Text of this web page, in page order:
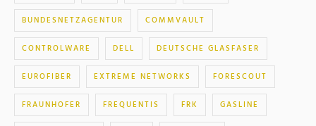
BUNDESNETZAGENTUR COMMVAULT
CONTROLWARE DELL DEUTSCHE GLASFASER
EUROFIBER EXTREME NETWORKS FORESCOUT
FRAUNHOFER FREQUENTIS FRK GASLINE